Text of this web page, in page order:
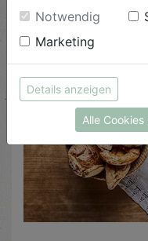
Cookies zu. Unter
Infos zu den
auch entscheiden,
möchtest.
Weitere
Datenschutzerklärung
Notwendig
Marketing
Details anzeigen
Alle Cookies